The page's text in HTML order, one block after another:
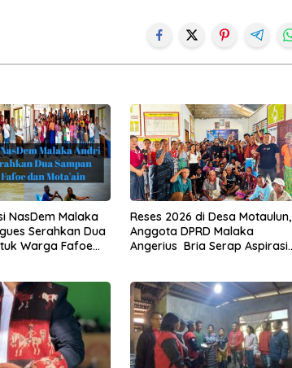
NasDem Malaka
Serahkan Dua
Warga Fafoe
Reses 2026 di Desa Motaulun,
Anggota DPRD Malaka
Angerius Bria Serap Aspirasi